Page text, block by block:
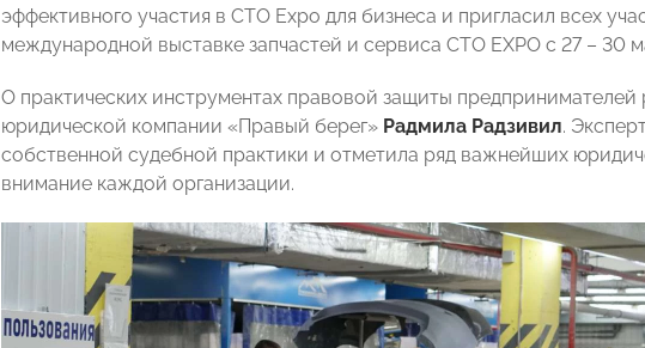
эффективного участия в СТО Expo для бизнеса и пригласил всех
международной выставке запчастей и сервиса CTO EXPO с 27 – 30
О практических инструментах правовой защиты
юридической компании «Правый берег» Радмила Радзивил.
собственной судебной практики и отметила ряд важнейших
внимание каждой организации.